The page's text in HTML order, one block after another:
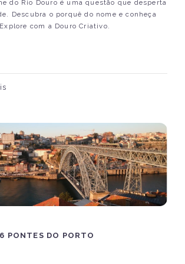
do Rio Douro é uma questão que desperta
Descubra o porquê do nome e conheça
com a Douro Criativo.
PONTES DO PORTO